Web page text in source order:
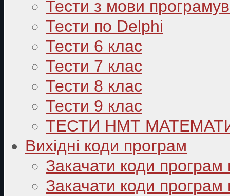
Тести з мови
Тести по Delphi
Тести 6 клас
Тести 7 клас
Тести 8 клас
Тести 9 клас
ТЕСТИ НМТ
Вихідні коди програм
Закачати коди програм
Закачати коди програм